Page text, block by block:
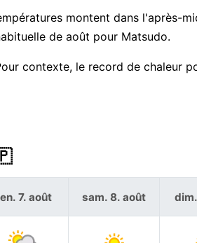
montent dans l'après-
de août pour Matsudo.
contexte, le record de chaleur
7. août sam. 8. août